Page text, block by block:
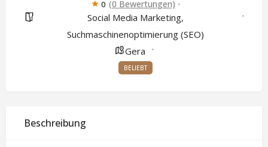
0 (0 Bewertungen)
Social Media Marketing,
Suchmaschinenoptimierung (SEO)
Gera
BELIEBT
Beschreibung